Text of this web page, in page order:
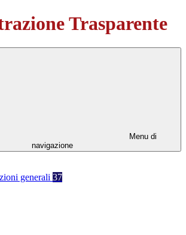
Trasparente
Menu di
navigazione
generali 37